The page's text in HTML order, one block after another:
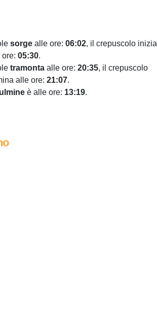
sorge alle ore: 06:02, il crepuscolo inizia
05:30.
tramonta alle ore: 20:35, il crepuscolo
alle ore: 21:07.
è alle ore: 13:19.